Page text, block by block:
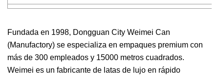
Fundada en 1998, Dongguan City Weimei Can
(Manufactory) se especializa en empaques premium con
más de 300 empleados y 15000 metros cuadrados.
Weimei es un fabricante de latas de lujo en rápido